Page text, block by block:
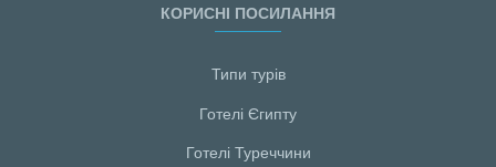
КОРИСНІ ПОСИЛАННЯ
Типи турів
Готелі Єгипту
Готелі Туреччини